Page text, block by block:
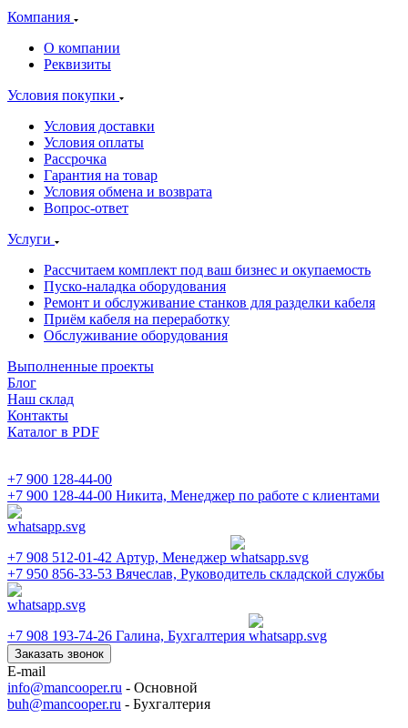
Компания
О компании
Реквизиты
Условия покупки
Условия доставки
Условия оплаты
Рассрочка
Гарантия на товар
Условия обмена и возврата
Вопрос-ответ
Услуги
Рассчитаем комплект под ваш бизнес и окупаемость
Пуско-наладка оборудования
Ремонт и обслуживание станков для разделки кабеля
Приём кабеля на переработку
Обслуживание оборудования
Выполненные проекты
Блог
Наш склад
Контакты
Каталог в PDF
+7 900 128-44-00
+7 900 128-44-00 Никита, Менеджер по работе с клиентами
+7 908 512-01-42 Артур, Менеджер
+7 950 856-33-53 Вячеслав, Руководитель складской службы
+7 908 193-74-26 Галина, Бухгалтерия
Заказать звонок
E-mail
info@mancooper.ru - Основной
buh@mancooper.ru - Бухгалтерия